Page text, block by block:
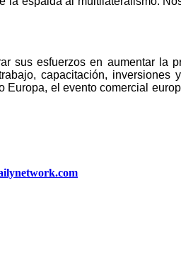
sus esfuerzos en aumentar la
capacitación, inversiones
el evento comercial